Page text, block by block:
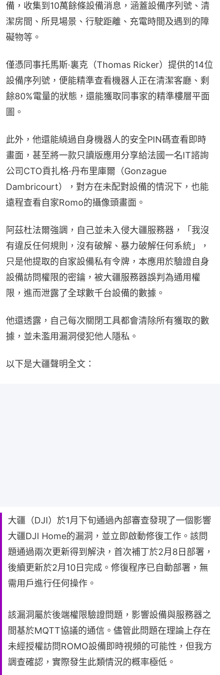
備，收集到10萬餘條設備消息，涵蓋設備序列號、清
潔房間、所見場景、行駛距離、充電時間及遇到的障
礙物等。
僅憑同事托馬斯·裏克（Thomas Ricker）提供的14位
設備序列號，便能精準查看機器人正在清潔客廳、剩
餘80%電量的狀態，還能獲取同事家的精準樓層平面
圖。
此外，他還能繞過自身機器人的安全PIN碼查看即時
畫面，甚至將一款只讀版應用分享給法國一名IT諮詢
公司CTO貢扎格·丹布里庫爾（Gonzague
Dambricourt），對方在未配對設備的情況下，也能
遠程查看自家Romo的攝像頭畫面。
阿茲杜法爾強調，自己並未入侵大疆服務器，「我沒
有違反任何規則，沒有破解、暴力破解任何系統」，
只是他提取的自家設備私有令牌，本應用於驗證自身
設備訪問權限的密鑰，被大疆服務器誤判為通用權
限，進而泄露了全球數千台設備的數據。
他還透露，自己每次關閉工具都會清除所有獲取的數
據，並未濫用漏洞侵犯他人隱私。
以下是大疆聲明全文：
大疆（DJI）於1月下旬通過內部審查發現了一個影響
大疆DJI Home的漏洞，並立即啟動修復工作。該問
題通過兩次更新得到解決，首次補丁於2月8日部署，
後續更新於2月10日完成。修復程序已自動部署，無
需用戶進行任何操作。
該漏洞屬於後端權限驗證問題，影響設備與服務器之
間基於MQTT協議的通信。儘管此問題在理論上存在
未經授權訪問ROMO設備即時視頻的可能性，但我方
調查確認，實際發生此類情況的概率極低。